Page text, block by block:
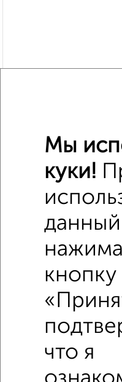
Похожие
Комнаты в 2-к квартире
Мы
куки!
кнопку
что я